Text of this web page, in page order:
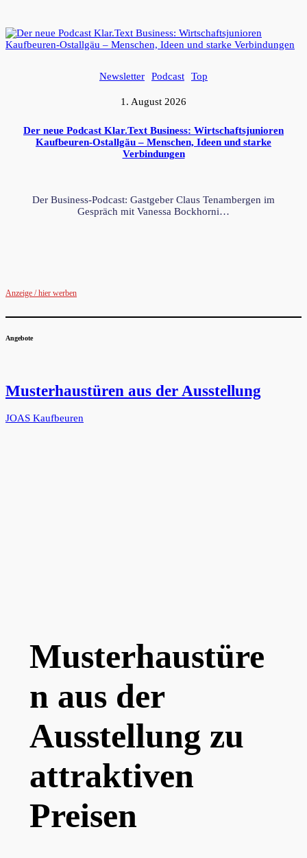
Newsletter Podcast Top
1. August 2026
Der neue Podcast Klar.Text Business: Wirtschaftsjunioren
Kaufbeuren-Ostallgäu – Menschen, Ideen und starke
Verbindungen
Der Business-Podcast: Gastgeber Claus Tenambergen im
Gespräch mit Vanessa Bockhorni…
Anzeige / hier werben
Angebote
Musterhaustüren aus der Ausstellung
JOAS Kaufbeuren
Musterhaustüre
n aus der
Ausstellung zu
attraktiven
Preisen